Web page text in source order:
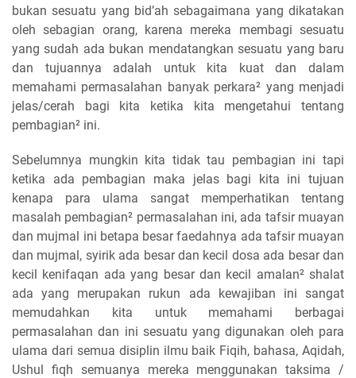
bukan sesuatu yang bid’ah sebagaimana yang dikatakan
oleh sebagian orang, karena mereka membagi sesuatu
yang sudah ada bukan mendatangkan sesuatu yang baru
dan tujuannya adalah untuk kita kuat dan dalam
memahami permasalahan banyak perkara² yang menjadi
jelas/cerah bagi kita ketika kita mengetahui tentang
pembagian² ini.
Sebelumnya mungkin kita tidak tau pembagian ini tapi
ketika ada pembagian maka jelas bagi kita ini tujuan
kenapa para ulama sangat memperhatikan tentang
masalah pembagian² permasalahan ini, ada tafsir muayan
dan mujmal ini betapa besar faedahnya ada tafsir muayan
dan mujmal, syirik ada besar dan kecil dosa ada besar dan
kecil kenifaqan ada yang besar dan kecil amalan² shalat
ada yang merupakan rukun ada kewajiban ini sangat
memudahkan kita untuk memahami berbagai
permasalahan dan ini sesuatu yang digunakan oleh para
ulama dari semua disiplin ilmu baik Fiqih, bahasa, Aqidah,
Ushul fiqh semuanya mereka menggunakan taksima /